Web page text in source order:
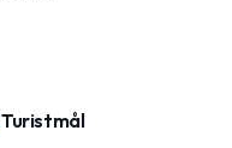
Turistmål